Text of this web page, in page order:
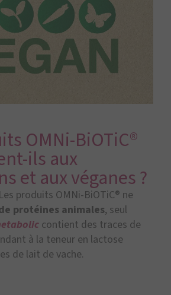
OMNi-BiOTiC®
ils aux
et aux véganes ?
produits OMNi-BiOTiC® ne
protéines animales, seul
contient des traces de
à la teneur en lactose
de lait de vache.